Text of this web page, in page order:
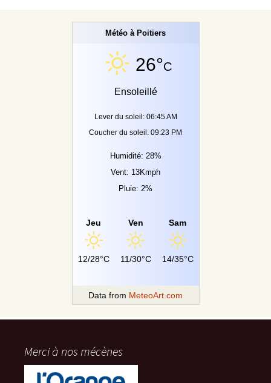
Météo à Poitiers
26°C
Ensoleillé
Lever du soleil: 06:45 AM
Coucher du soleil: 09:23 PM
Humidité: 28%
Vent: 13Kmph
Pluie: 2%
Jeu
12/28°C
Ven
11/30°C
Sam
14/35°C
Data from MeteoArt.com
Merci à nos mécènes